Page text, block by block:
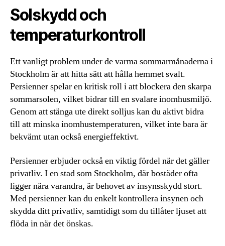
Solskydd och
temperaturkontroll
Ett vanligt problem under de varma sommarmånaderna i
Stockholm är att hitta sätt att hålla hemmet svalt.
Persienner spelar en kritisk roll i att blockera den skarpa
sommarsolen, vilket bidrar till en svalare inomhusmiljö.
Genom att stänga ute direkt solljus kan du aktivt bidra
till att minska inomhustemperaturen, vilket inte bara är
bekvämt utan också energieffektivt.
Persienner erbjuder också en viktig fördel när det gäller
privatliv. I en stad som Stockholm, där bostäder ofta
ligger nära varandra, är behovet av insynsskydd stort.
Med persienner kan du enkelt kontrollera insynen och
skydda ditt privatliv, samtidigt som du tillåter ljuset att
flöda in när det önskas.